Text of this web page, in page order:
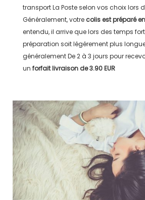
transportLa Posteselon vos choix lors
Généralement, votre colis est préparé en
entendu, il arrive que lors des temps
préparation soit légérement plus
généralementDe 2 à 3 jours pour
un forfait livraison de3.90 EUR